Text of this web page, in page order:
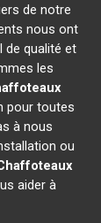
de notre
nous ont
de qualité et
les
pour toutes
à nous
ou
aider à